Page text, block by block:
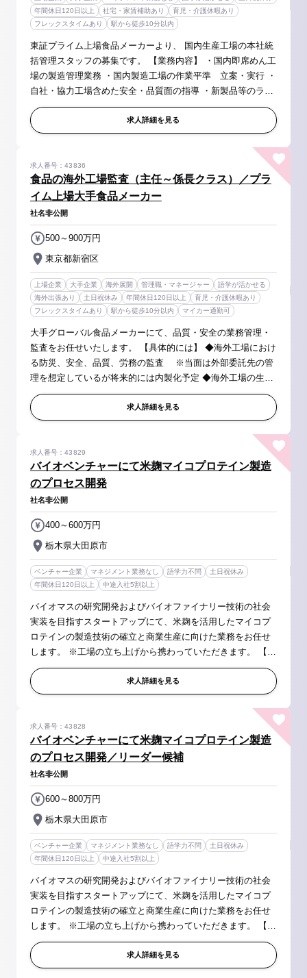
年間休日120日以上
社宅・家賃補助あり
育児・介護休暇あり
フレックスタイムあり
駅から徒歩10分以内
東証プライム上場食品メーカーより、 国内生産工場の本社統
括管理スタッフの募集です。 【業務内容】 ・国内即席めん工
場の製造管理業務 ・国内製造工場の作業平準 立案・実行 ・
自社・協力工場含めた安全・品質面の指導 ・新製品等のライ
ン選定・設備投資案の立案・実行 ・新製品生産ラインテスト
立会 ・製品...
求人詳細を見る
食品の海外工場監査（主任～係長クラス）／プラ
イム上場大手食品メーカー
求人番号：43836
社名非公開
東京都新宿区
500～900万円
上場企業 大手企業 海外展開 管理職・マネージャー
語学が活かせる
海外出張あり
土日祝休み 年間休日120日以上
育児・介護休暇あり
フレックスタイムあり
駅から徒歩10分以内 マイカー通勤可
大手グローバル食品メーカーにて、品質・安全の業務管理・
監査をお任せいたします。 【具体的には】 ◆海外工場におけ
る防災、安全、品質、労務の監査 ※当面は外部委託先の管
理を想定しているが将来的には内製化予定 ◆海外工場の生産
サポート ・生産性及び品質の向上 ・工場の視察による現状把
握 ・課題抽出か...
求人詳細を見る
バイオベンチャーにて米麹マイコプロテイン製造
のプロセス開発
求人番号：43829
社名非公開
栃木県大田原市
400～600万円
ベンチャー企業 マネジメント業務なし 語学力不問
土日祝休み
年間休日120日以上
中途入社5割以上
バイオマスの研究開発およびバイオファイナリー技術の社会
実装を目指すスタートアップにて、米麹を活用したマイコプ
ロテインの製造技術の確立と商業生産に向けた業務をお任せ
します。 ※工場の立ち上げから携わっていただきます。 【具
体的には】 研究開発からパイロットスケール、商業化までの
プロセス設計・最適化...求人詳細を見る
バイオベンチャーにて米麹マイコプロテイン製造
のプロセス開発／リーダー候補
求人番号：43828
社名非公開
栃木県大田原市
600～800万円
ベンチャー企業 マネジメント業務なし 語学力不問
土日祝休み
年間休日120日以上
中途入社5割以上
バイオマスの研究開発およびバイオファイナリー技術の社会
実装を目指すスタートアップにて、米麹を活用したマイコプ
ロテインの製造技術の確立と商業生産に向けた業務をお任せ
します。 ※工場の立ち上げから携わっていただきます。 【具
体的には】 研究開発からパイロットスケール、商業化までの
プロセス設計・最適化...求人詳細を見る